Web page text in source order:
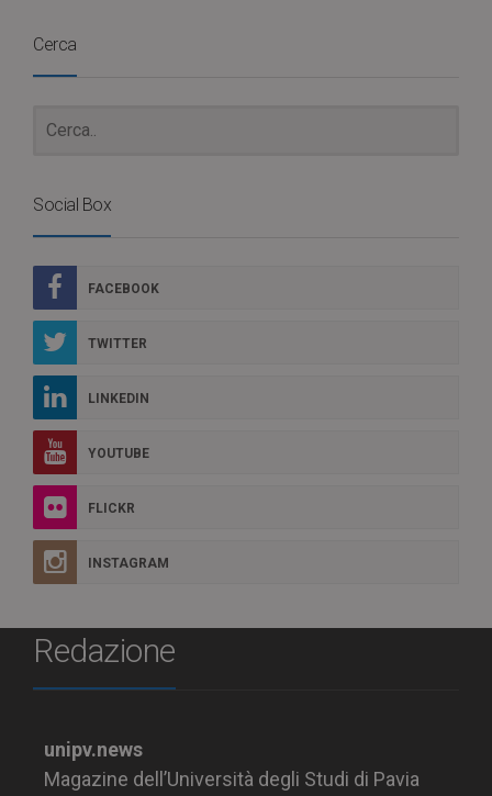
Cerca
Social Box
FACEBOOK
TWITTER
LINKEDIN
YOUTUBE
FLICKR
INSTAGRAM
Redazione
unipv.news
Magazine dell’Università degli Studi di Pavia